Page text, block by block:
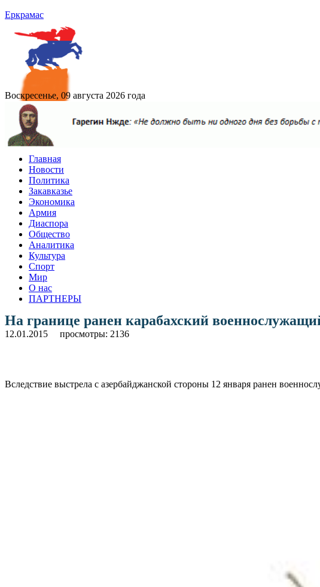
Еркрамас
Воскресенье, 09 августа 2026 года
Главная
Новости
Политика
Закавказье
Экономика
Армия
Диаспора
Общество
Аналитика
Культура
Спорт
Мир
О нас
ПАРТНЕРЫ
На границе ранен карабахский
12.01.2015 просмотры: 2136
Вследствие выстрела с азербайджанской стороны 12 января ранен